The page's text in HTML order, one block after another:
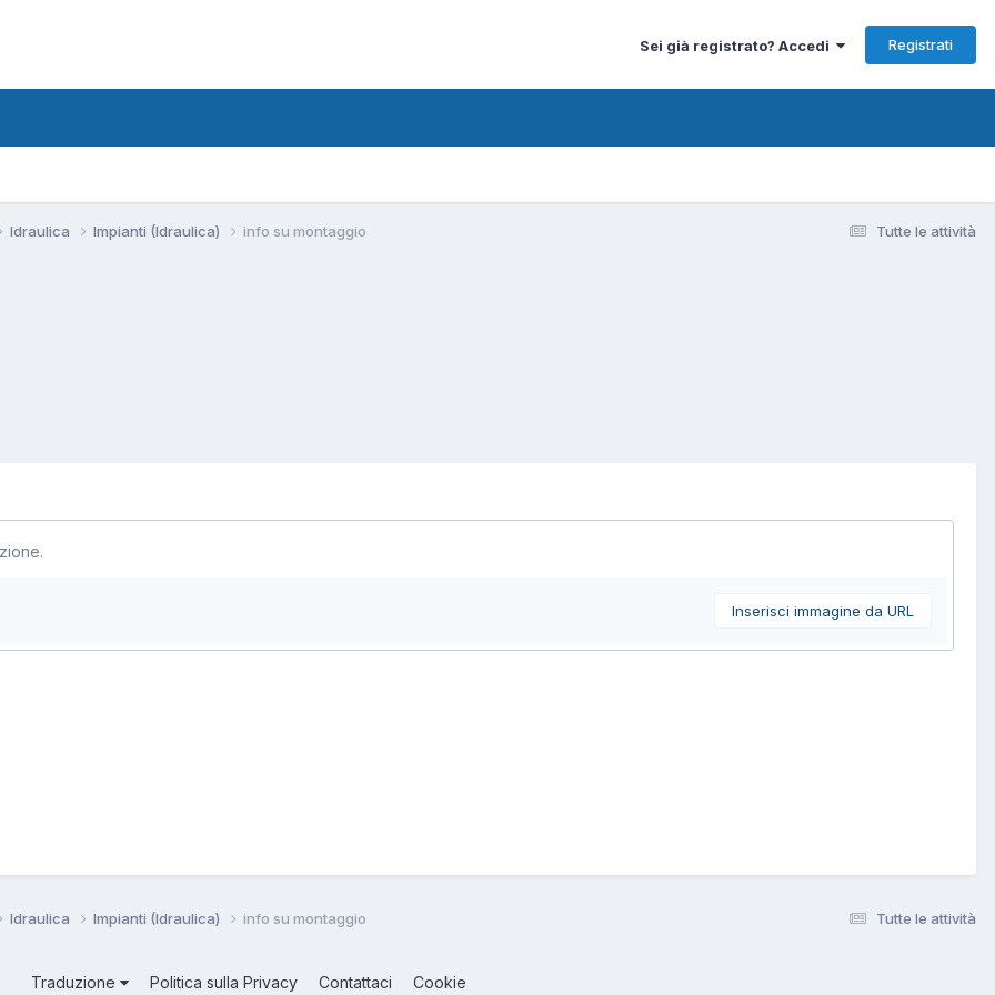
Sei già registrato? Accedi Registrati
Tutte le attività
Idraulica Impianti (Idraulica) info su montaggio
Inserisci immagine da URL
Tutte le attività
Idraulica Impianti (Idraulica) info su montaggio
Traduzione Politica sulla Privacy Contattaci Cookie